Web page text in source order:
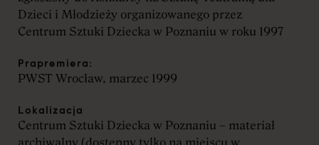
Aleksandra Rajska
arajska@csdpoznan.pl
Dzieci i Młodzieży organizowanego przez
Centrum Sztuki Dziecka w Poznaniu w roku 1997
Prapremiera:
PWST Wrocław, marzec 1999
Lokalizacja
Centrum Sztuki Dziecka w Poznaniu – materiał
archiwalny (dostępny tylko na miejscu w